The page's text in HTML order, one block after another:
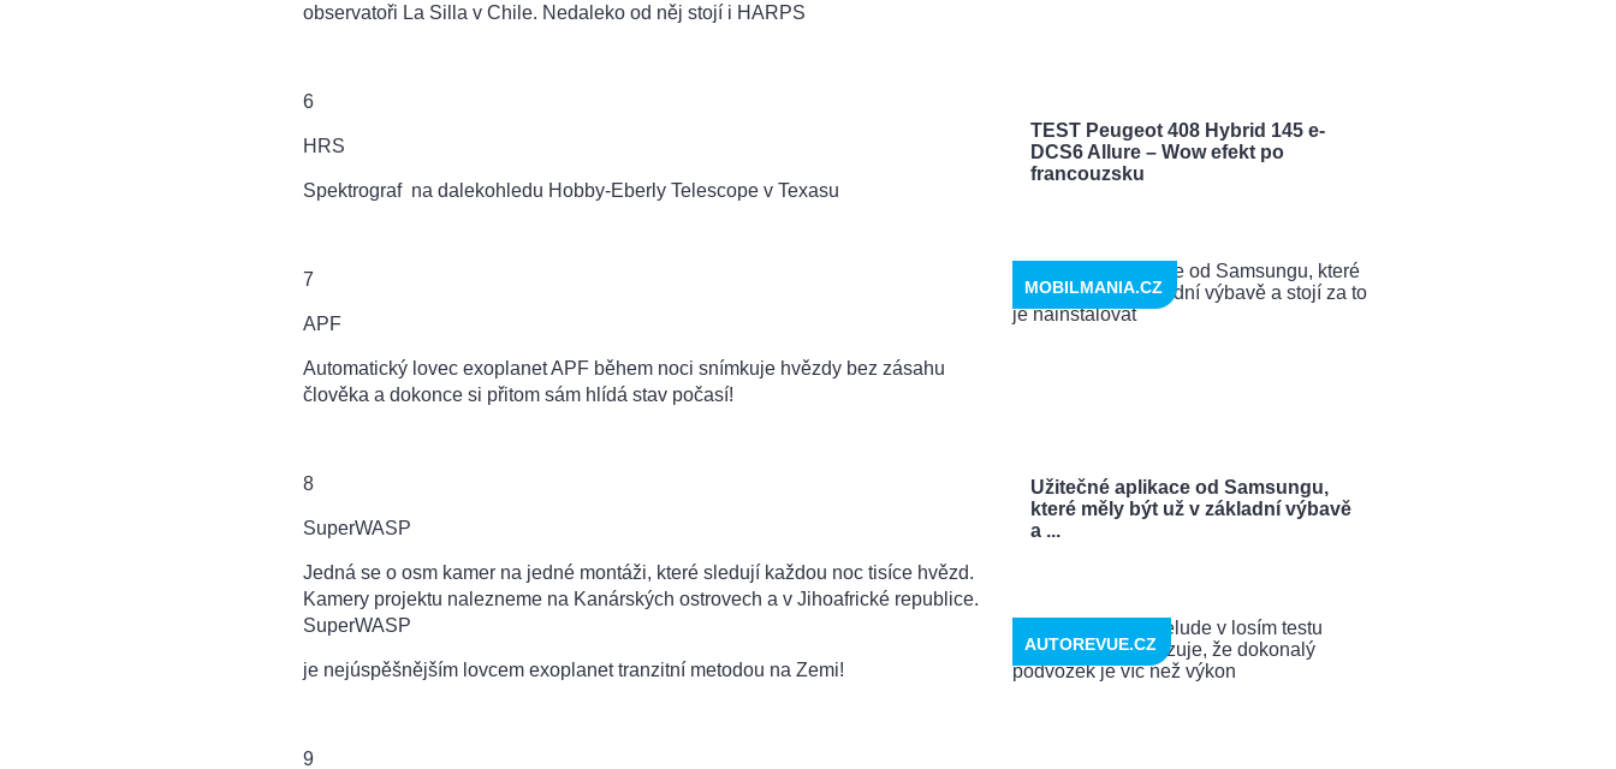
observatoři La Silla v Chile. Nedaleko od něj stojí i HARPS
6
HRS
Spektrograf na dalekohledu Hobby-Eberly Telescope v Texasu
7
APF
Automatický lovec exoplanet APF během noci snímkuje hvězdy bez zásahu
člověka a dokonce si přitom sám hlídá stav počasí!
8
SuperWASP
Jedná se o osm kamer na jedné montáži, které sledují každou noc tisíce hvězd.
Kamery projektu nalezneme na Kanárských ostrovech a v Jihoafrické republice.
SuperWASP
je nejúspěšnějším lovcem exoplanet tranzitní metodou na Zemi!
9
TEST Peugeot 408 Hybrid 145 e-
DCS6 Allure – Wow efekt po
francouzsku
Užitečné aplikace od Samsungu,
které měly být už v základní výbavě
a ...
MOBILMANIA.CZ
AUTOREVUE.CZ